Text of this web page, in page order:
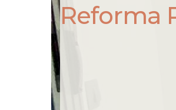
Reforma